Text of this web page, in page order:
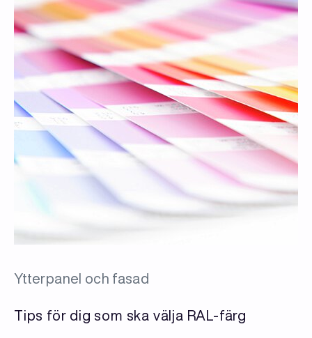
Ytterpanel och fasad
Tips för dig som ska välja RAL-färg